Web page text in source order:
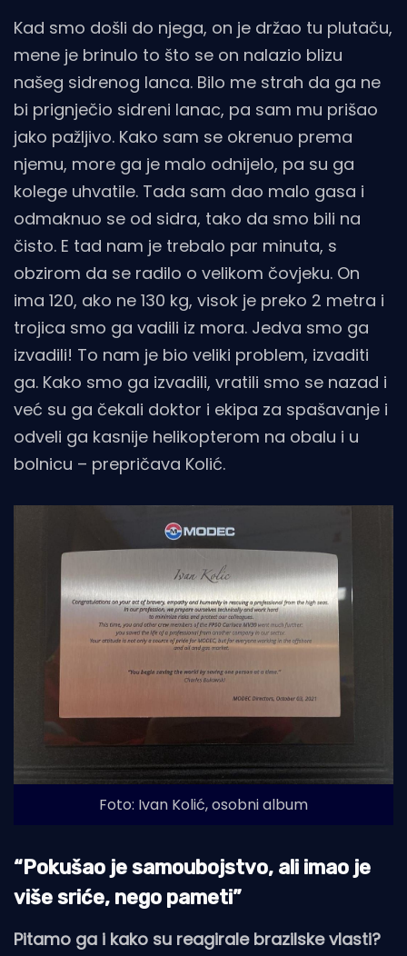
Kad smo došli do njega, on je držao tu plutaču,
mene je brinulo to što se on nalazio blizu
našeg sidrenog lanca. Bilo me strah da ga ne
bi prignječio sidreni lanac, pa sam mu prišao
jako pažljivo. Kako sam se okrenuo prema
njemu, more ga je malo odnijelo, pa su ga
kolege uhvatile. Tada sam dao malo gasa i
odmaknuo se od sidra, tako da smo bili na
čisto. E tad nam je trebalo par minuta, s
obzirom da se radilo o velikom čovjeku. On
ima 120, ako ne 130 kg, visok je preko 2 metra i
trojica smo ga vadili iz mora. Jedva smo ga
izvadili! To nam je bio veliki problem, izvaditi
ga. Kako smo ga izvadili, vratili smo se nazad i
već su ga čekali doktor i ekipa za spašavanje i
odveli ga kasnije helikopterom na obalu i u
bolnicu – prepričava Kolić.
Foto: Ivan Kolić, osobni album
“Pokušao je samoubojstvo, ali imao je
više sriće, nego pameti”
Pitamo ga i kako su reagirale brazilske vlasti?